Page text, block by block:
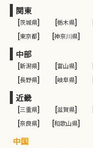
関東
[茨城県] [栃木県]
[東京都] [神奈川県]
中部
[新潟県] [富山県]
[長野県] [岐阜県]
近畿
[三重県] [滋賀県]
[奈良県] [和歌山県]
中国